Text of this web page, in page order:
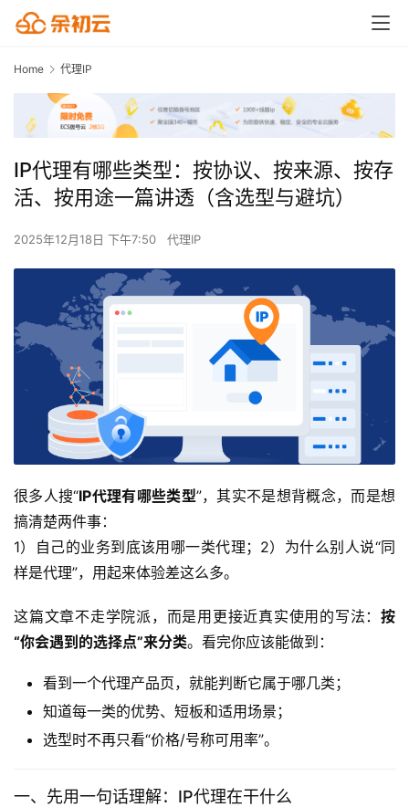
Home 代理IP
IP代理有哪些类型：按协议、按来源、按存
活、按用途一篇讲透（含选型与避坑）
2025年12月18日 下午7:50 代理IP
很多人搜“IP代理有哪些类型”，其实不是想背概念，而是想
搞清楚两件事：
1）自己的业务到底该用哪一类代理；2）为什么别人说“同
样是代理”，用起来体验差这么多。
这篇文章不走学院派，而是用更接近真实使用的写法： 按
“你会遇到的选择点”来分类。看完你应该能做到：
看到一个代理产品页，就能判断它属于哪几类；
知道每一类的优势、短板和适用场景；
选型时不再只看“价格/号称可用率”。
一、先用一句话理解：IP代理在干什么